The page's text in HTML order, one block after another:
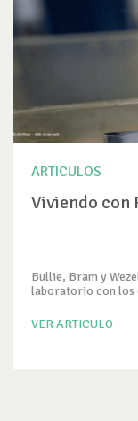
ARTICULOS
Viviendo con
Bullie, Bram y
laboratorio con los
VER ARTICULO